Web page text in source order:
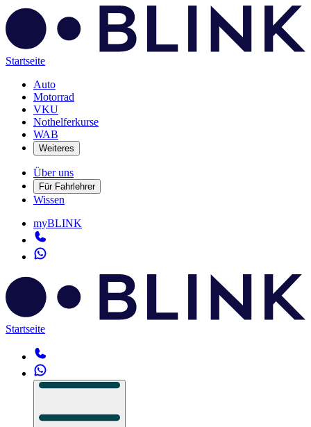
Startseite
Auto
Motorrad
VKU
Nothelferkurse
WAB
Weiteres
Über uns
Für Fahrlehrer
Wissen
myBLINK
Startseite